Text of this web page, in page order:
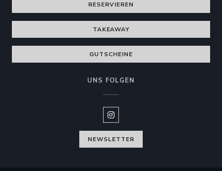
RESERVIEREN
TAKEAWAY
GUTSCHEINE
UNS FOLGEN
Instagram ((öffnet ein neues
NEWSLETTER